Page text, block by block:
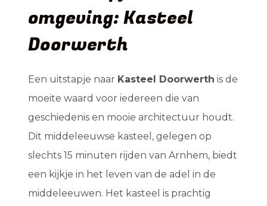
omgeving: Kasteel
Doorwerth
Een uitstapje naar Kasteel Doorwerth is de
moeite waard voor iedereen die van
geschiedenis en mooie architectuur houdt.
Dit middeleeuwse kasteel, gelegen op
slechts 15 minuten rijden van Arnhem, biedt
een kijkje in het leven van de adel in de
middeleeuwen. Het kasteel is prachtig